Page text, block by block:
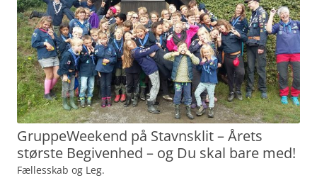
GruppeWeekend på Stavnsklit – Årets
største Begivenhed – og Du skal bare med!
Fællesskab og Leg.